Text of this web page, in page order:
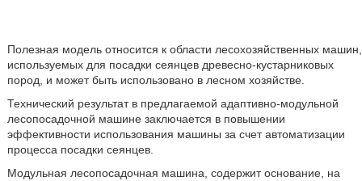
Полезная модель относится к области лесохозяйственных машин,
используемых для посадки сеянцев древесно-кустарниковых
пород, и может быть использовано в лесном хозяйстве.
Технический результат в предлагаемой адаптивно-модульной
лесопосадочной машине заключается в повышении
эффективности использования машины за счет автоматизации
процесса посадки сеянцев.
Модульная лесопосадочная машина, содержит основание, на